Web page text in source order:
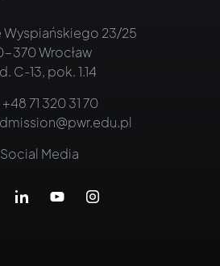
Wyspiańskiego 23/25
370 Wrocław
C-13, pok. 1.14
+48 71 320 31 70
Social Media